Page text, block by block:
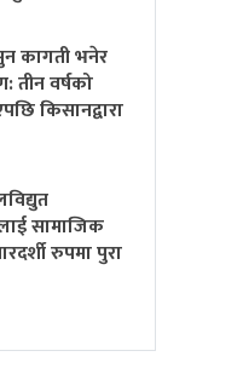
कागती भनेर
तीन वर्षको
किसानद्वारा
सामाजिक
रुपमा पुरा